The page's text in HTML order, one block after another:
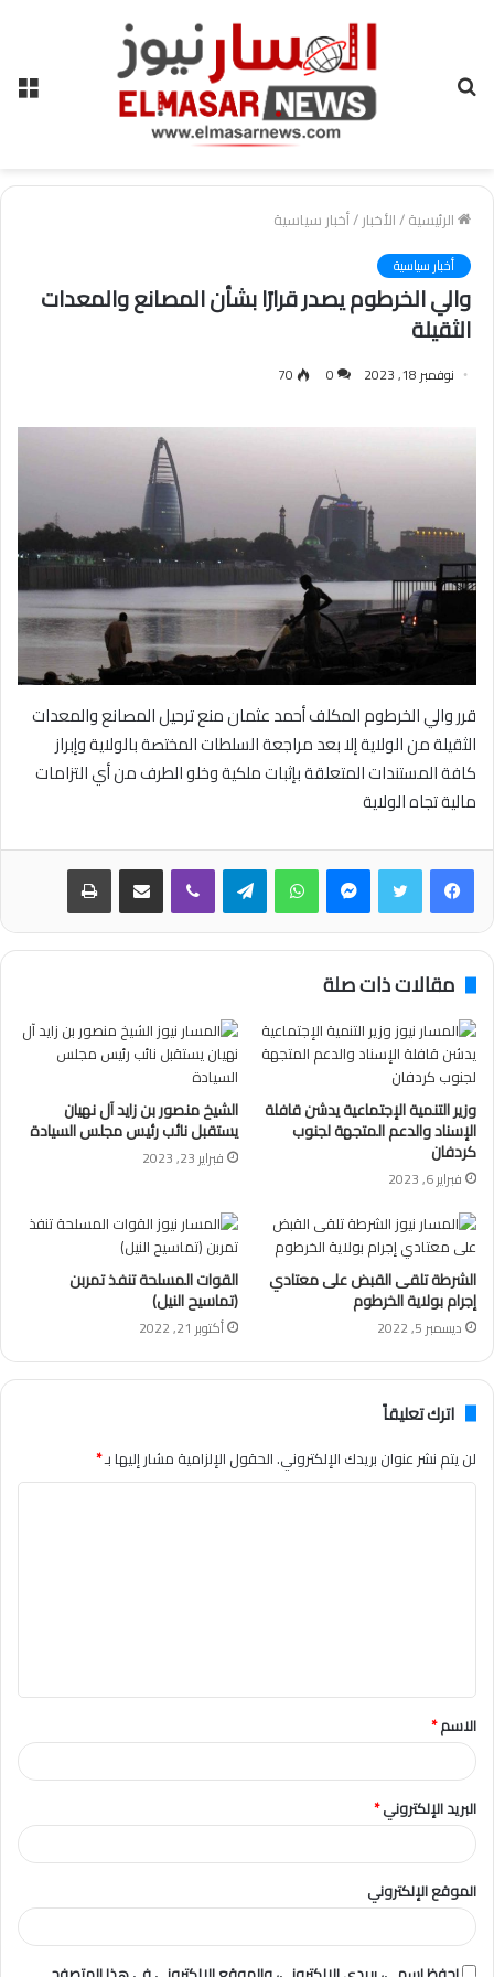
الرئيسية/الأخبار/أخبار سياسية
أخبار سياسية
والي الخرطوم يصدر قرارًا بشأن المصانع والمعدات
الثقيلة
نوفمبر 18, 2023 0
70
قرر والي الخرطوم المكلف أحمد عثمان منع ترحيل المصانع والمعدات
الثقيلة من الولاية إلا بعد مراجعة السلطات المختصة بالولاية وإبراز
كافة المستندات المتعلقة بإثبات ملكية وخلو الطرف من أي التزامات
مالية تجاه الولاية
فيسبوكتويتر ماسنجر واتساب تيلقرام ڤايبر مشاركة عبر البريد طباعة
مقالات ذات صلة
وزير التنمية الإجتماعية يدشن قافلة
الإسناد والدعم المتجهة لجنوب
كردفان
فبراير 6, 2023
الشيخ منصور بن زايد آل نهيان
يستقبل نائب رئيس مجلس السيادة
فبراير 23, 2023
الشرطة تلقى القبض على معتادي
إجرام بولاية الخرطوم
ديسمبر 5, 2022
القوات المسلحة تنفذ تمربن
(تماسيح النيل)
أكتوبر 21, 2022
اترك تعليقاً
لن يتم نشر عنوان بريدك الإلكتروني.الحقول الإلزامية مشار إليها بـ*
ق
*
الاسم*
البريد الإلكتروني*
الموقع الإلكتروني